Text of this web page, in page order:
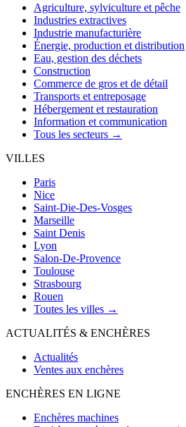
Agriculture, sylviculture et pêche
Industries extractives
Industrie manufacturière
Énergie, production et distribution
Eau, gestion des déchets
Construction
Commerce de gros et de détail
Transports et entreposage
Hébergement et restauration
Information et communication
Tous les secteurs →
VILLES
Paris
Nice
Saint-Die-Des-Vosges
Marseille
Saint Denis
Lyon
Salon-De-Provence
Toulouse
Strasbourg
Rouen
Toutes les villes →
ACTUALITÉS & ENCHÈRES
Actualités
Ventes aux enchères
ENCHÈRES EN LIGNE
Enchères machines